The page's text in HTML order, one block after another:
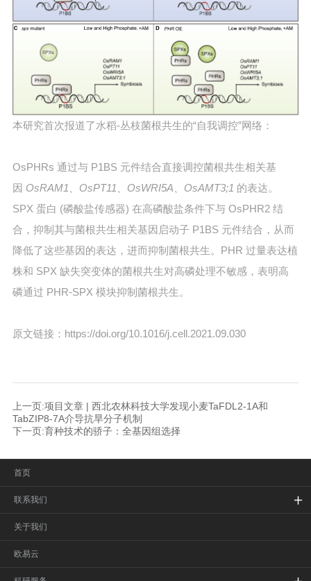
本研究首次报道了水稻-丛枝菌根共生的“自我调控”网络：
OsPHRs 通过与 P1BS 元件结合直接调控菌根共生相关基
因 OsRAM1 OsPT11 OsWRI5A OsAMT3;1 的表达。
SPX 蛋白 (磷酸盐传感器) 在高磷酸盐条件下与 OsPHR2 结
合，抑制其与菌根共生相关基因启动子 P1BS 元件结合，从而
降低了这些基因的表达，进而抑制菌根共生。PHR 过量表达植
株和 SPX 缺失突变体的菌根共生对高磷处理不敏感，表明高
磷通过 PHR-SPX 模块抑制菌根共生。
原文链接：https://doi.org/10.1016/j.cell.2021.09.030
上一页:项目文章 | 西北农林科技大学发现小麦TaFDL2-1A和
TabZIP8-7A介导抗旱分子机制
下一页:育种技术的骄子：全基因组选择
首页
联系我们
关于我们
欧易云